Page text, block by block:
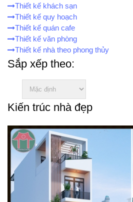
Thiết kế khách sạn
Thiết kế quy hoạch
Thiết kế quán cafe
Thiết kế văn phòng
Thiết kế nhà theo phong thủy
Sắp xếp theo:
Kiến trúc nhà đẹp